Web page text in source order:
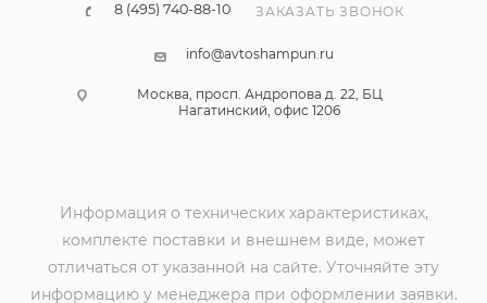
8 (495) 740-88-10 ЗАКАЗАТЬ ЗВОНОК
info@avtoshampun.ru
Москва, просп. Андропова д. 22, БЦ
Нагатинский, офис 1206
Информация о технических характеристиках,
комплекте поставки и внешнем виде, может
отличаться от указанной на сайте. Уточняйте эту
информацию у менеджера при оформлении заявки.